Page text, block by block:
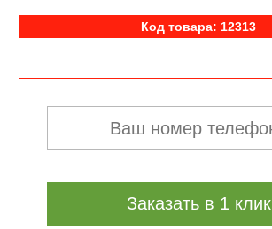
Код товара: 12313
Заказать в 1 клик